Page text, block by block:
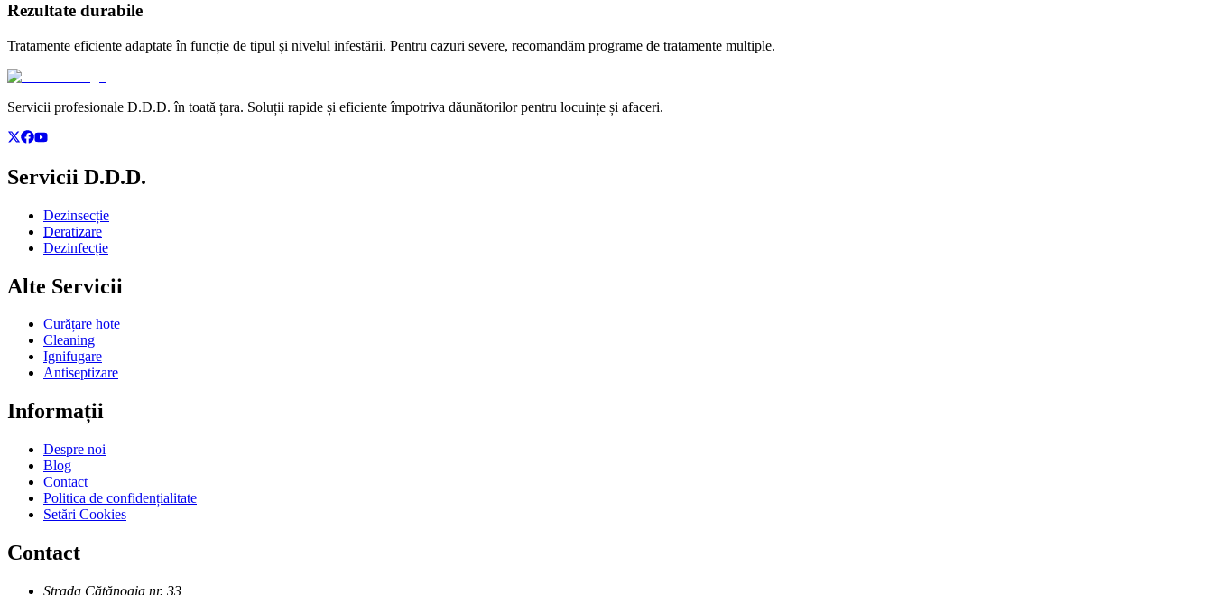
Rezultate durabile
Tratamente eficiente adaptate în funcție de tipul și nivelul infestării. Pentru cazuri severe, recomandăm programe de tratamente multiple.
Servicii profesionale D.D.D. în toată țara. Soluții rapide și eficiente împotriva dăunătorilor pentru locuințe și afaceri.
Servicii D.D.D.
Dezinsecție
Deratizare
Dezinfecție
Alte Servicii
Curățare hote
Cleaning
Ignifugare
Antiseptizare
Informații
Despre noi
Blog
Contact
Politica de confidențialitate
Setări Cookies
Contact
Strada Cătănoaia nr. 33